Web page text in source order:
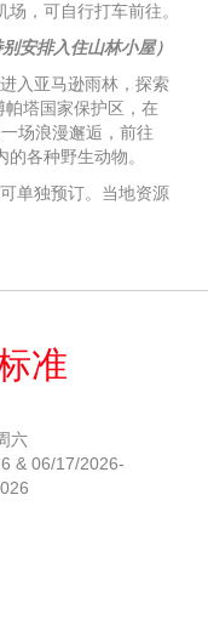
，可自行打车前往。
安排入住山林小屋）
入亚马逊雨林，探索
塔国家保护区，在
场浪漫邂逅，前往
各种野生动物。
单独预订。当地资源
准
六
& 06/17/2026-